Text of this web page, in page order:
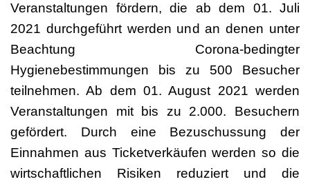
Veranstaltungen fördern, die ab dem 01. Juli
2021 durchgeführt werden und an denen unter
Beachtung Corona-bedingter
Hygienebestimmungen bis zu 500 Besucher
teilnehmen. Ab dem 01. August 2021 werden
Veranstaltungen mit bis zu 2.000. Besuchern
gefördert. Durch eine Bezuschussung der
Einnahmen aus Ticketverkäufen werden so die
wirtschaftlichen Risiken reduziert und die